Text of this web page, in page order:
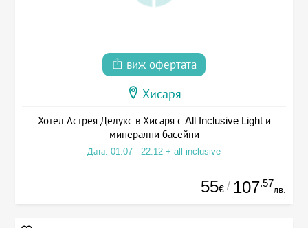
виж офертата
Хисаря
Хотел Астрея Делукс в Хисаря с All Inclusive Light и
минерални басейни
Дата: 01.07 - 22.12 + all inclusive
55€ / 107.57
лв.